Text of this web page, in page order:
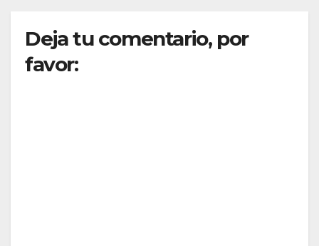
Deja tu comentario, por
favor: